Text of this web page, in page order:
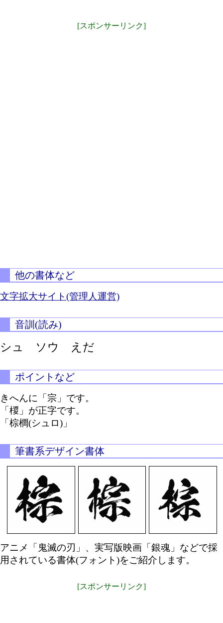
[スポンサーリンク]
他の書体など
文字拡大サイト(管理人運営)
音訓(読み)
シュ ソウ えだ
ポイントなど
きへんに「宗」です。
「椶」が正字です。
「棕櫚(シュロ)」
筆書系デザイン書体
アニメ「鬼滅の刃」、実写版映画「銀魂」などで採
用されている書体(フォント)をご紹介します。
[スポンサーリンク]